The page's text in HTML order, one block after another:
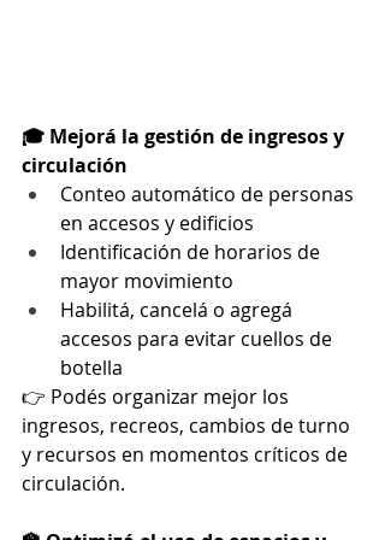
🎓 Mejorá la gestión de ingresos y
circulación
Conteo automático de personas
en accesos y edificios
Identificación de horarios de
mayor movimiento
Habilitá, cancelá o agregá
accesos para evitar cuellos de
botella
👉 Podés organizar mejor los
ingresos, recreos, cambios de turno
y recursos en momentos críticos de
circulación.